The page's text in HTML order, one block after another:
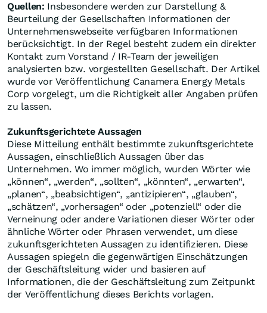
Quellen: Insbesondere werden zur Darstellung &
Beurteilung der Gesellschaften Informationen der
Unternehmenswebseite verfügbaren Informationen
berücksichtigt. In der Regel besteht zudem ein direkter
Kontakt zum Vorstand / IR-Team der jeweiligen
analysierten bzw. vorgestellten Gesellschaft. Der Artikel
wurde vor Veröffentlichung Canamera Energy Metals
Corp vorgelegt, um die Richtigkeit aller Angaben prüfen
zu lassen.
Zukunftsgerichtete Aussagen
Diese Mitteilung enthält bestimmte zukunftsgerichtete
Aussagen, einschließlich Aussagen über das
Unternehmen. Wo immer möglich, wurden Wörter wie
„können“, „werden“, „sollten“, „könnten“, „erwarten“,
„planen“, „beabsichtigen“, „antizipieren“, „glauben“,
„schätzen“, „vorhersagen“ oder „potenziell“ oder die
Verneinung oder andere Variationen dieser Wörter oder
ähnliche Wörter oder Phrasen verwendet, um diese
zukunftsgerichteten Aussagen zu identifizieren. Diese
Aussagen spiegeln die gegenwärtigen Einschätzungen
der Geschäftsleitung wider und basieren auf
Informationen, die der Geschäftsleitung zum Zeitpunkt
der Veröffentlichung dieses Berichts vorlagen.